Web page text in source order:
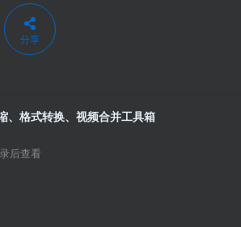
分享
、格式转换、视频合并工具箱
后查看